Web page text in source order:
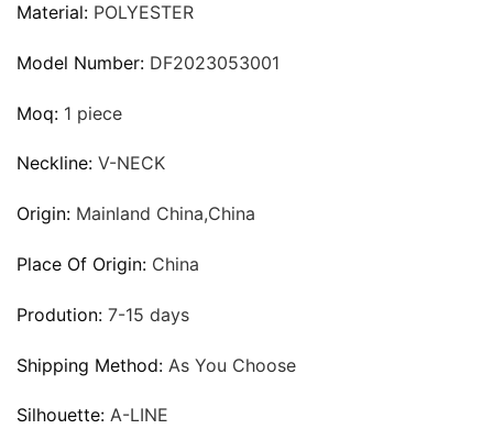
Material: POLYESTER
Model Number: DF2023053001
Moq: 1 piece
Neckline: V-NECK
Origin: Mainland China,China
Place Of Origin: China
Prodution: 7-15 days
Shipping Method: As You Choose
Silhouette: A-LINE